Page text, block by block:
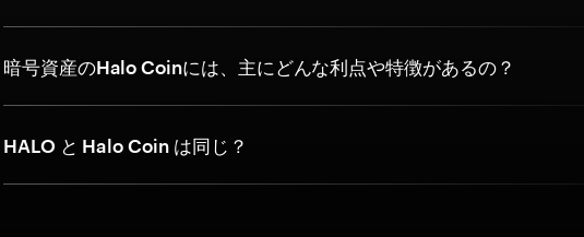
暗号資産のHalo Coinには、主にどんな利点や特徴があるの？
HALO と Halo Coin は同じ？